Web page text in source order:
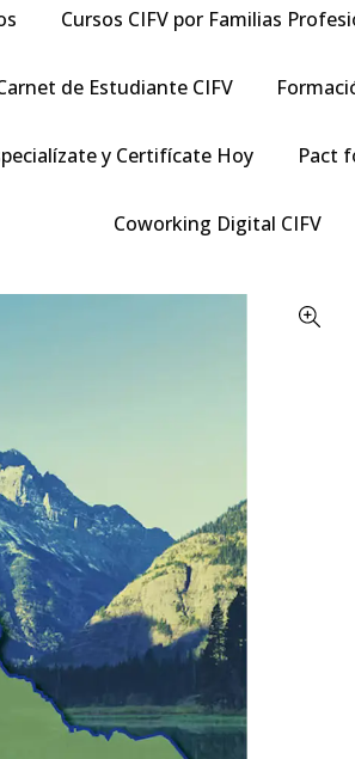
Cursos CIFV por Familias
de Estudiante CIFV
y Certifícate Hoy Pact
Coworking Digital CIFV